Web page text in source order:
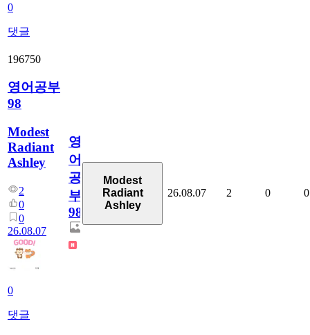
0
댓글
196750
영어공부
98
Modest
Radiant
Ashley
2
0
0
26.08.07
0
댓글
영
어
공
부
98
Modest
Radiant
Ashley
26.08.07 2 0 0